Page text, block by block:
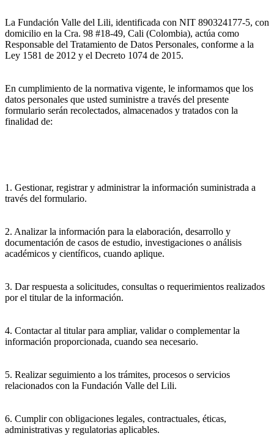
La Fundación Valle del Lili, identificada con NIT 890324177-5, con
domicilio en la Cra. 98 #18-49, Cali (Colombia), actúa como
Responsable del Tratamiento de Datos Personales, conforme a la
Ley 1581 de 2012 y el Decreto 1074 de 2015.
En cumplimiento de la normativa vigente, le informamos que los
datos personales que usted suministre a través del presente
formulario serán recolectados, almacenados y tratados con la
finalidad de:
1. Gestionar, registrar y administrar la información suministrada a
través del formulario.
2. Analizar la información para la elaboración, desarrollo y
documentación de casos de estudio, investigaciones o análisis
académicos y científicos, cuando aplique.
3. Dar respuesta a solicitudes, consultas o requerimientos realizados
por el titular de la información.
4. Contactar al titular para ampliar, validar o complementar la
información proporcionada, cuando sea necesario.
5. Realizar seguimiento a los trámites, procesos o servicios
relacionados con la Fundación Valle del Lili.
6. Cumplir con obligaciones legales, contractuales, éticas,
administrativas y regulatorias aplicables.